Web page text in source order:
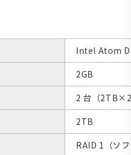
Intel Atom
2GB
2 台（
2TB
RAID 1（ソ